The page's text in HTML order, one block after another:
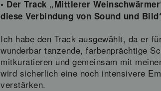
• Der Track „Mittlerer
diese Verbindung von Sound und
Ich habe den Track ausgewählt, da er
wunderbar tanzende, farbenprächtige
mitkuratieren und gemeinsam mit
wird sicherlich eine noch intensivere
verstärken.